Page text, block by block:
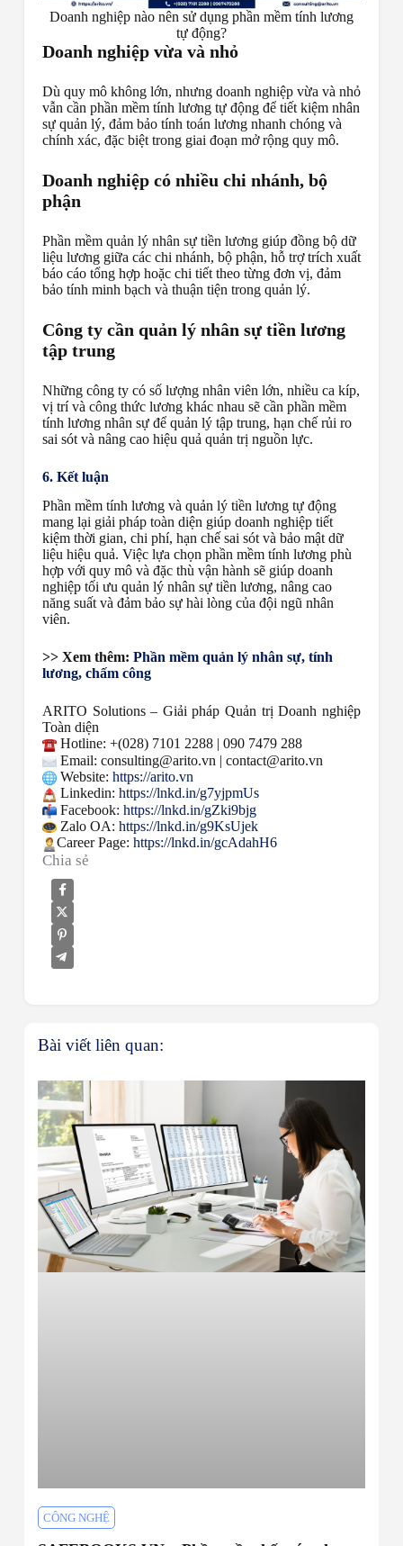
Doanh nghiệp nào nên sử dụng phần mềm tính lương
tự động?
Doanh nghiệp vừa và nhỏ
Dù quy mô không lớn, nhưng doanh nghiệp vừa và nhỏ
vẫn cần phần mềm tính lương tự động để tiết kiệm nhân
sự quản lý, đảm bảo tính toán lương nhanh chóng và
chính xác, đặc biệt trong giai đoạn mở rộng quy mô.
Doanh nghiệp có nhiều chi nhánh, bộ
phận
Phần mềm quản lý nhân sự tiền lương giúp đồng bộ dữ
liệu lương giữa các chi nhánh, bộ phận, hỗ trợ trích xuất
báo cáo tổng hợp hoặc chi tiết theo từng đơn vị, đảm
bảo tính minh bạch và thuận tiện trong quản lý.
Công ty cần quản lý nhân sự tiền lương
tập trung
Những công ty có số lượng nhân viên lớn, nhiều ca kíp,
vị trí và công thức lương khác nhau sẽ cần phần mềm
tính lương nhân sự để quản lý tập trung, hạn chế rủi ro
sai sót và nâng cao hiệu quả quản trị nguồn lực.
6. Kết luận
Phần mềm tính lương và quản lý tiền lương tự động
mang lại giải pháp toàn diện giúp doanh nghiệp tiết
kiệm thời gian, chi phí, hạn chế sai sót và bảo mật dữ
liệu hiệu quả. Việc lựa chọn phần mềm tính lương phù
hợp với quy mô và đặc thù vận hành sẽ giúp doanh
nghiệp tối ưu quản lý nhân sự tiền lương, nâng cao
năng suất và đảm bảo sự hài lòng của đội ngũ nhân
viên.
>> Xem thêm: Phần mềm quản lý nhân sự, tính
lương, chấm công
ARITO Solutions – Giải pháp Quản trị Doanh nghiệp
Toàn diện
Hotline: +(028) 7101 2288 | 090 7479 288
Email: consulting@arito.vn | contact@arito.vn
Website: https://arito.vn
Linkedin: https://lnkd.in/g7yjpmUs
Facebook: https://lnkd.in/gZki9bjg
Zalo OA: https://lnkd.in/g9KsUjek
Career Page: https://lnkd.in/gcAdahH6
Chia sẻ
Bài viết liên quan:
CÔNG NGHỆ